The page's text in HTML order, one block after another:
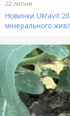
22 липня
Новинки Ukravit
мінерального